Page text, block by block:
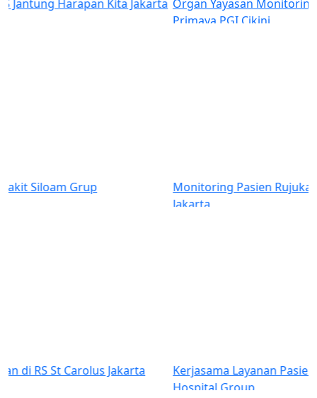
Organ Yayasan Monitoring Pasien Rujukan di RS
Monitoring Pasien Rujukan di RS Kanker Dharmais
Kerjasama Layanan Pasien Rujukan dengan Primaya